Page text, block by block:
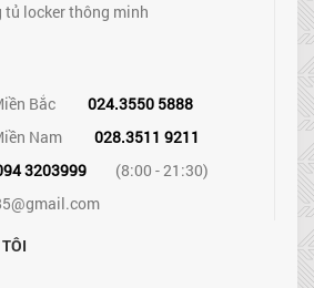
tủ locker thông minh
Bắc
024.3550 5888
Nam
028.3511 9211
3203999
(8:00 - 21:30)